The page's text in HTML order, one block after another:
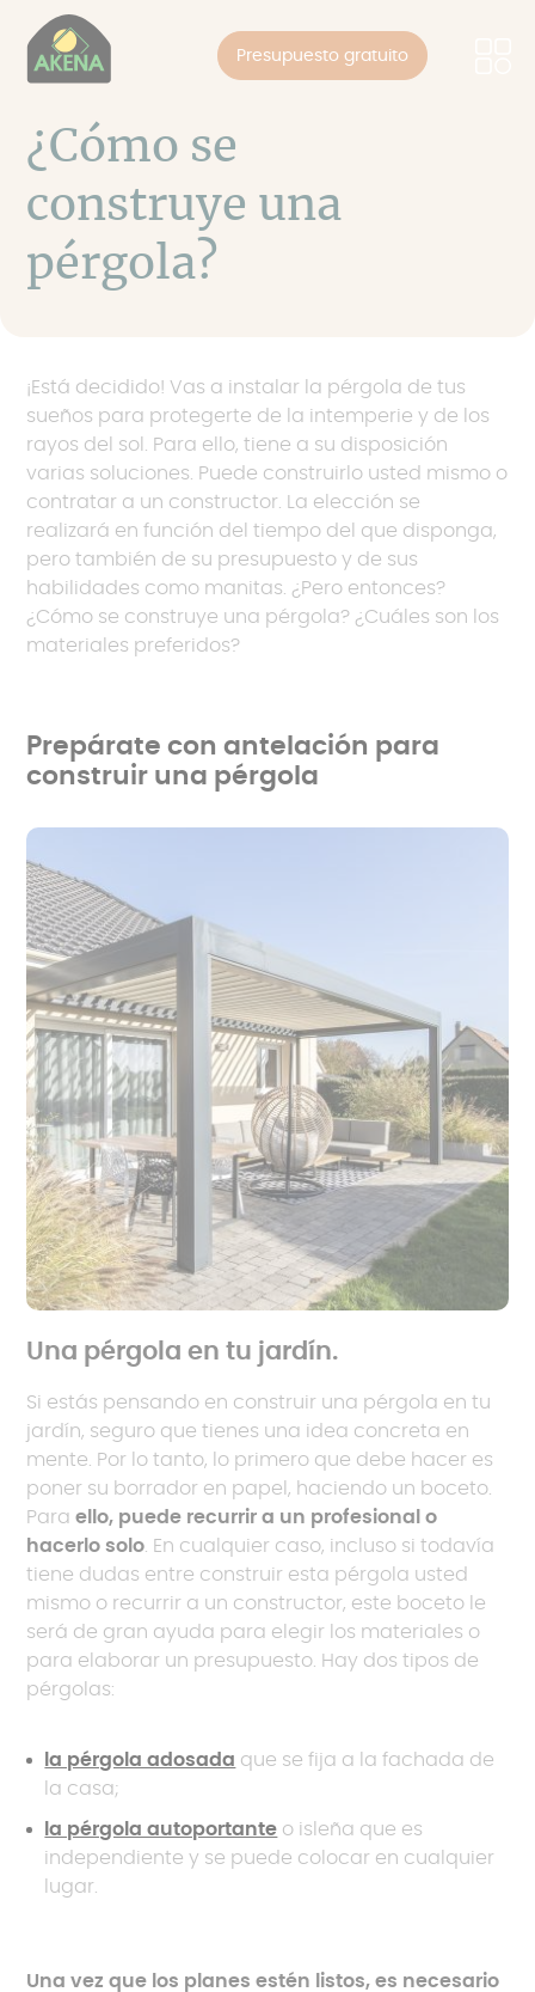
contenido
Presupuesto gratuito
¿Cómo se
construye una
pérgola?
¡Está decidido! Vas a instalar la pérgola de tus
sueños para protegerte de la intemperie y de los
rayos del sol. Para ello, tiene a su disposición
varias soluciones. Puede construirlo usted mismo o
contratar a un constructor. La elección se
realizará en función del tiempo del que disponga,
pero también de su presupuesto y de sus
habilidades como manitas. ¿Pero entonces?
¿Cómo se construye una pérgola? ¿Cuáles son los
materiales preferidos?
Prepárate con antelación para
construir una pérgola
Una pérgola en tu jardín.
Si estás pensando en construir una pérgola en tu
jardín, seguro que tienes una idea concreta en
mente. Por lo tanto, lo primero que debe hacer es
poner su borrador en papel, haciendo un boceto.
Paraello, puede recurrir a un profesional o
hacerlo solo . En cualquier caso, incluso si todavía
tiene dudas entre construir esta pérgola usted
mismo o recurrir a un constructor, este boceto le
será de gran ayuda para elegir los materiales o
para elaborar un presupuesto. Hay dos tipos de
pérgolas:
la pérgola adosada que se fija a la fachada de
la casa;
la pérgola autoportante o isleña que es
independiente y se puede colocar en cualquier
lugar.
Una vez que los planes estén listos, es necesario